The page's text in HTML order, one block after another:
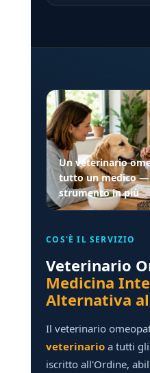
Un veterinario
tutto un medico —
strumento in più
COS'È IL SERVIZIO
Veterinario
Medicina
Alternativa
Il veterinario
veterinario a tutti
iscritto all'Ordine,